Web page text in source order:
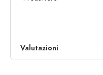
Valutazioni